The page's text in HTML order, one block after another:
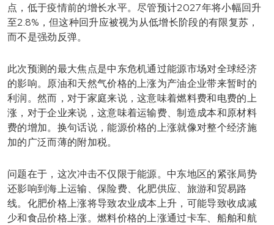
点，低于疫情前的增长水平。尽管预计2027年将小幅回升
至2.8%，但这种回升应被视为从低增长阶段的有限复苏，
而不是强劲反弹。
此次预测的最大焦点是中东危机通过能源市场对全球经济
的影响。原油和天然气价格的上涨为产油企业带来暂时的
利润。然而，对于家庭来说，这意味着燃料费和电费的上
涨，对于企业来说，这意味着运输费、制造成本和原材料
费的增加。换句话说，能源价格的上涨就像对整个经济施
加的广泛而薄的附加税。
问题在于，这次冲击不仅限于能源。中东地区的紧张局势
还影响到海上运输、保险费、化肥供应、旅游和贸易路
线。化肥价格上涨将导致农业成本上升，可能导致收成减
少和食品价格上涨。燃料价格的上涨通过卡车、船舶和航